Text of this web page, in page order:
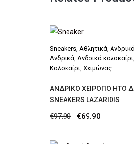
Sneakers, Αθλητικά, Ανδρικά
Ανδρικά, Ανδρικά καλοκαίρι,
Καλοκαίρι, Χειμώνας
AΝΔΡΙΚΌ ΧΕΙΡΟΠΟΊΗΤΟ
SNEAKERS LAZARIDIS
€97.90
Original
€69.90